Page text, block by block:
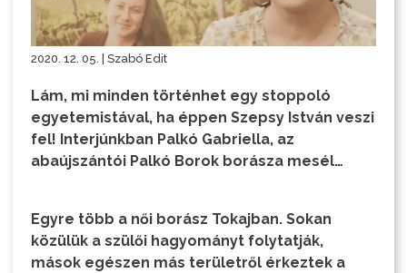
2020. 12. 05. | Szabó Edit
Lám, mi minden történhet egy stoppoló
egyetemistával, ha éppen Szepsy István veszi
fel! Interjúnkban Palkó Gabriella, az
abaújszántói Palkó Borok borásza mesél…
Egyre több a női borász Tokajban. Sokan
közülük a szülői hagyományt folytatják,
mások egészen más területről érkeztek a